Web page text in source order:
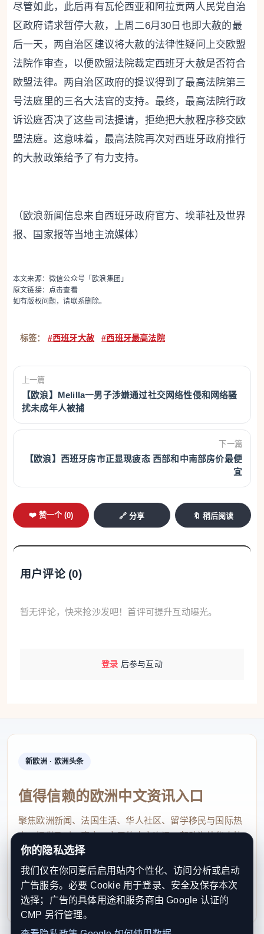
尽管如此，此后再有瓦伦西亚和阿拉贡两人民党自治
区政府请求暂停大赦，上周二6月30日也即大赦的最
后一天，两自治区建议将大赦的法律性疑问上交欧盟
法院作审查，以便欧盟法院裁定西班牙大赦是否符合
欧盟法律。两自治区政府的提议得到了最高法院第三
号法庭里的三名大法官的支持。最终，最高法院行政
诉讼庭否决了这些司法提请，拒绝把大赦程序移交欧
盟法庭。这意味着，最高法院再次对西班牙政府推行
的大赦政策给予了有力支持。
（欧浪新闻信息来自西班牙政府官方、埃菲社及世界
报、国家报等当地主流媒体）
本文来源：微信公众号「欧浪集团」
原文链接： 点击查看
如有版权问题，请联系删除。
标签： #西班牙大赦 #西班牙最高法院
上一篇
【欧浪】Melilla一男子涉嫌通过社交网络性侵和网络骚
扰未成年人被捕
下一篇
【欧浪】西班牙房市正显现疲态 西部和中南部房价最便
宜
❤️ 赞一个 (0) 🔗 分享 🔖 稍后阅读
用户评论 (0)
暂无评论，快来抢沙发吧！首评可提升互动曝光。
登录 后参与互动
新欧洲 · 欧洲头条
值得信赖的欧洲中文资讯入口
聚焦欧洲新闻、法国生活、华人社区、留学移民与国际热
点，提供及时、真实、实用的中文资讯，帮助海外华人快
速了解欧洲动态。
contact@xinouzhou.com
服务支持、版权与合作：工作日优先处理站务、投稿与权
利通知
你的隐私选择
我们仅在你同意后启用站内个性化、访问分析或启动
广告服务。必要 Cookie 用于登录、安全及保存本次
选择；广告的具体用途和服务商由 Google 认证的
CMP 另行管理。